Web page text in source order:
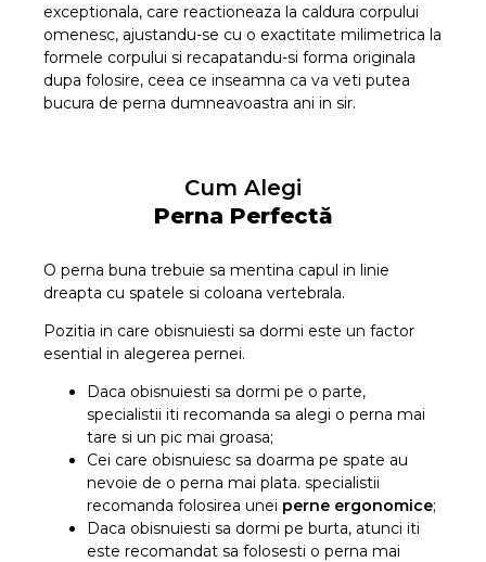
exceptionala, care reactioneaza la caldura corpului
omenesc, ajustandu-se cu o exactitate milimetrica la
formele corpului si recapatandu-si forma originala
dupa folosire, ceea ce inseamna ca va veti putea
bucura de perna dumneavoastra ani in sir.
Cum Alegi
Perna Perfectă
O perna buna trebuie sa mentina capul in linie
dreapta cu spatele si coloana vertebrala.
Pozitia in care obisnuiesti sa dormi este un factor
esential in alegerea pernei.
Daca obisnuiesti sa dormi pe o parte,
specialistii iti recomanda sa alegi o perna mai
tare si un pic mai groasa;
Cei care obisnuiesc sa doarma pe spate au
nevoie de o perna mai plata. specialistii
recomanda folosirea unei perne ergonomice;
Daca obisnuiesti sa dormi pe burta, atunci iti
este recomandat sa folosesti o perna mai